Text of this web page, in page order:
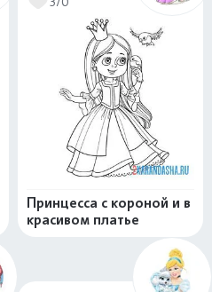
Принцесса с короной и в
красивом платье